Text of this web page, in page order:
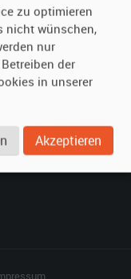
Fragen (FAQ)
zu optimieren
nicht wünschen,
nur
der
in unserer
Akzeptieren